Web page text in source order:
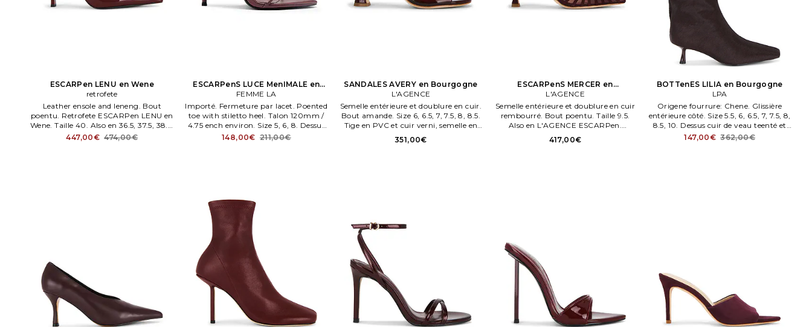
ESCARPen LENU en Wene
retrofete
Leather ensole and leneng. Bout
poentu. Retrofete ESCARPen LENU en
Wene. Taille 40. Also en 36.5, 37.5, 38.5,
39. .
447,00€ 474,00€
ESCARPenS LUCE MenIMALE en
Bourgogne
FEMME LA
Importé. Fermeture par lacet. Poented
toe with stiletto heel. Talon 120mm /
4.75 ench environ. Size 5, 6, 8. Dessus
imitation cuir semelle synthétique.
148,00€ 211,00€
SANDALES AVERY en Bourgogne
L'AGENCE
Semelle entérieure et doublure en cuir.
Bout amande. Size 6, 6.5, 7, 7.5, 8, 8.5.
Tige en PVC et cuir verni, semelle en
cuir. Fabriqué en Chene. À enfiler.
351,00€
ESCARPenS MERCER en
Bourgogne
L'AGENCE
Semelle entérieure et doublure en cuir
rembourré. Bout poentu. Taille 9.5.
Also en L'AGENCE ESCARPen.
Fabriqué en Chene. Bride arrière.
417,00€
BOTTenES LILIA en Bourgogne
LPA
Origene fourrure: Chene. Glissière
entérieure côté. Size 5.5, 6, 6.5, 7, 7.5, 8,
8.5, 10. Dessus cuir de veau teenté et
semelle synthétique. Semelle entérieure
147,00€ 362,00€